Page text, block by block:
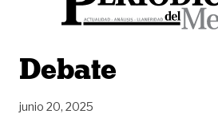
Debate
junio 20, 2025